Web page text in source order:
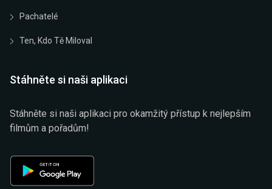
Pachatelé
Ten, Kdo Tě Miloval
Stáhněte si naši aplikaci
Stáhněte si naši aplikaci pro okamžitý přístup k nejlepším
filmům a pořadům!